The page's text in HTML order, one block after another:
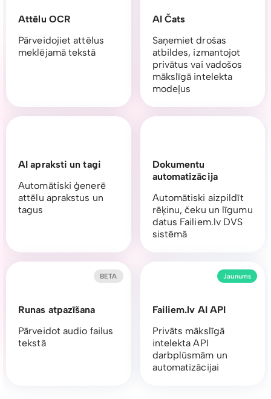
Attēlu OCR
Pārveidojiet attēlus
meklējamā tekstā
AI Čats
Saņemiet drošas
atbildes, izmantojot
privātus vai vadošos
mākslīgā intelekta
modeļus
AI apraksti un tagi
Automātiski ģenerē
attēlu aprakstus un
tagus
Dokumentu
automatizācija
Automātiski aizpildīt
rēķinu, čeku un līgumu
datus Failiem.lv DVS
sistēmā
Runas atpazīšana
Pārveidot audio failus
tekstā
BETA
Failiem.lv AI API
Privāts mākslīgā
intelekta API
darbplūsmām un
automatizācijai
Jaunums